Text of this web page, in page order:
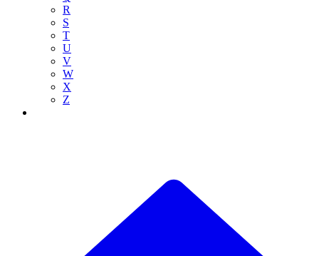
R
S
T
U
V
W
X
Z